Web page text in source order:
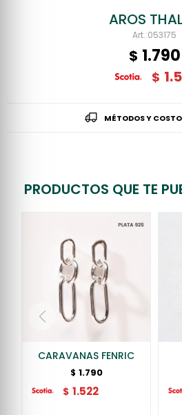
AROS
053175
$ 1.790
$
MÉTODOS Y
PRODUCTOS QUE TE
CARAVANAS FENRIC
$ 1.790
$ 1.522